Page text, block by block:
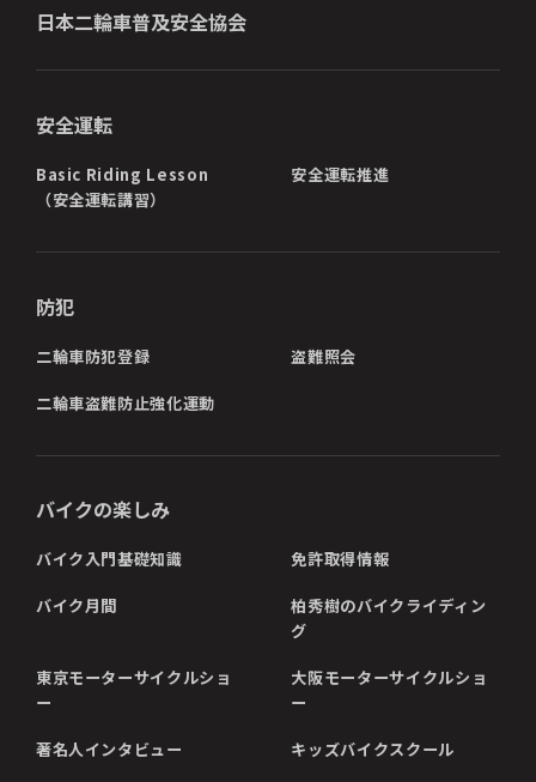
日本二輪車普及安全協会
安全運転
Basic Riding Lesson
（安全運転講習）
安全運転推進
防犯
二輪車防犯登録 盗難照会
二輪車盗難防止強化運動
バイクの楽しみ
バイク入門基礎知識 免許取得情報
バイク月間
柏秀樹のバイクライディン
グ
東京モーターサイクルショ
ー
大阪モーターサイクルショ
ー
著名人インタビュー キッズバイクスクール